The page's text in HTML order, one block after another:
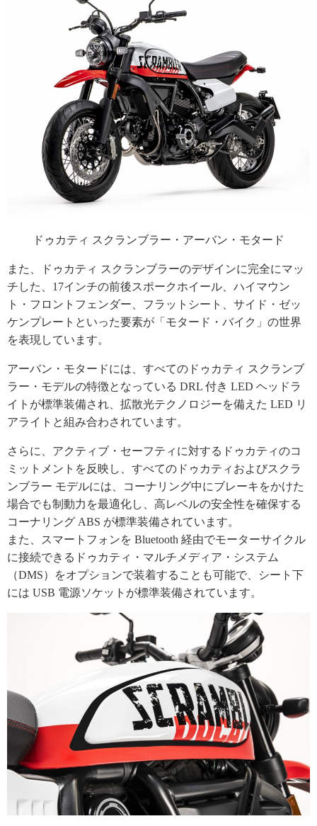
ドゥカティ スクランブラー・アーバン・モタード
また、ドゥカティ スクランブラーのデザインに完全にマッ
チした、17インチの前後スポークホイール、ハイマウン
ト・フロントフェンダー、フラットシート、サイド・ゼッ
ケンプレートといった要素が「モタード・バイク」の世界
を表現しています。
アーバン・モタードには、すべてのドゥカティ スクランブ
ラー・モデルの特徴となっている DRL 付き LED ヘッドラ
イトが標準装備され、拡散光テクノロジーを備えた LED リ
アライトと組み合わされています。
さらに、アクティブ・セーフティに対するドゥカティのコ
ミットメントを反映し、すべてのドゥカティおよびスクラ
ンブラー モデルには、コーナリング中にブレーキをかけた
場合でも制動力を最適化し、高レベルの安全性を確保する
コーナリング ABS が標準装備されています。
また、スマートフォンを Bluetooth 経由でモーターサイクル
に接続できるドゥカティ・マルチメディア・システム
（DMS）をオプションで装着することも可能で、シート下
には USB 電源ソケットが標準装備されています。